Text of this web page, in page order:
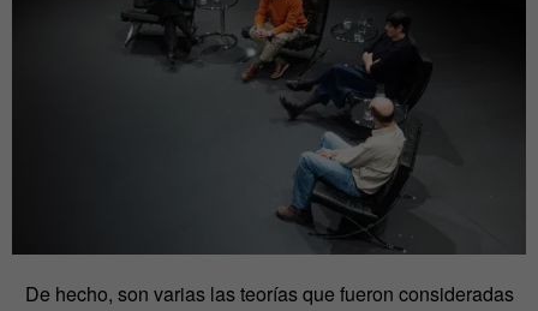
De hecho, son varias las teorías que fueron consideradas